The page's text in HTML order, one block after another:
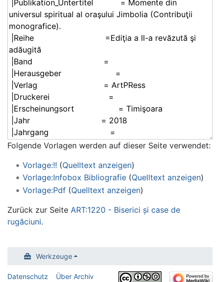
Folgende Vorlagen werden auf dieser Seite verwendet:
Vorlage:!! (Quelltext anzeigen)
Vorlage:Infobox Bibliografie(Quelltext anzeigen)
Vorlage:Pdf(Quelltext anzeigen)
Zurück zur Seite ART:1220 - Biserici și case de
rugăciuni.
Werkzeuge
Datenschutz Über Archiv